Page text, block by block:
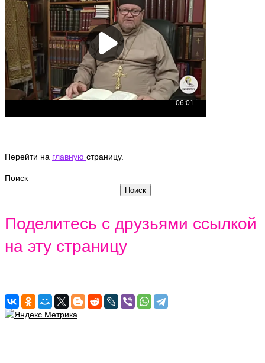
Перейти на главную страницу.
Поиск
Поиск
Поделитесь с друзьями ссылкой
на эту страницу